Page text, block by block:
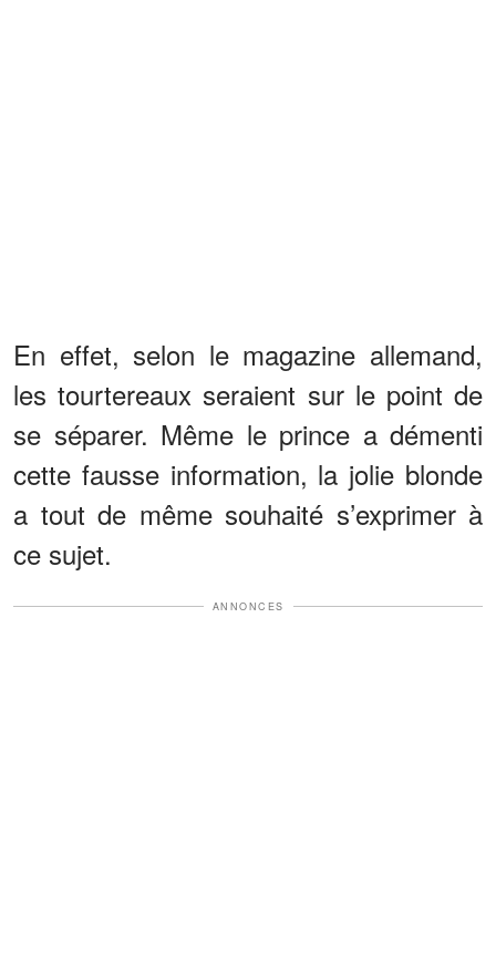
En effet, selon le magazine allemand,
les tourtereaux seraient sur le point de
se séparer. Même le prince a démenti
cette fausse information, la jolie blonde
a tout de même souhaité s’exprimer à
ce sujet.
ANNONCES